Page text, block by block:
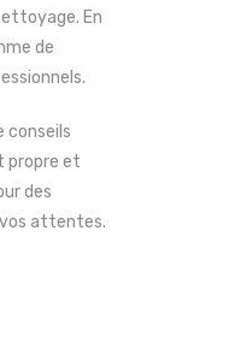
En
de
conseils
propre et
des
attentes.